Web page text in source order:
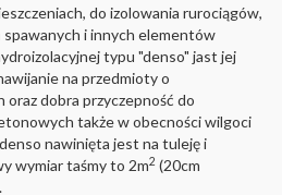
do izolowania rurociągów,
i innych elementów
typu "denso" jast jej
na przedmioty o
dobra przyczepność do
także w obecności wilgoci
nawinięta jest na tuleję i
wymiar taśmy to 2m2 (20cm